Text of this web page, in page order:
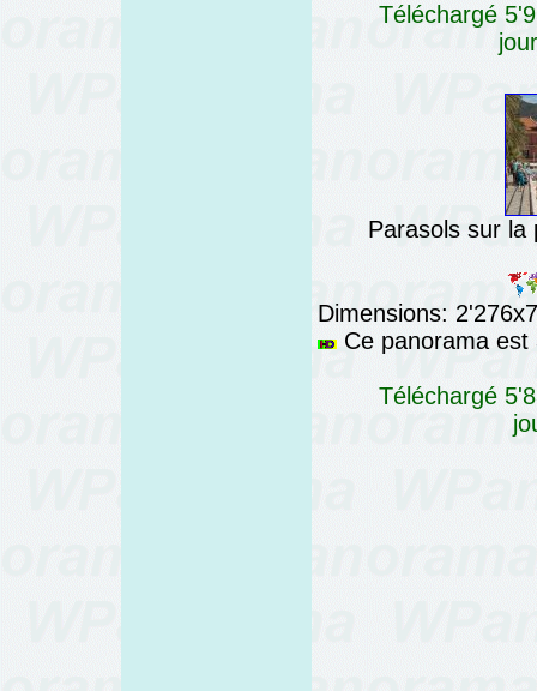
Téléchargé
Parasols sur la
Dimensions:
Ce panorama est
Téléchargé